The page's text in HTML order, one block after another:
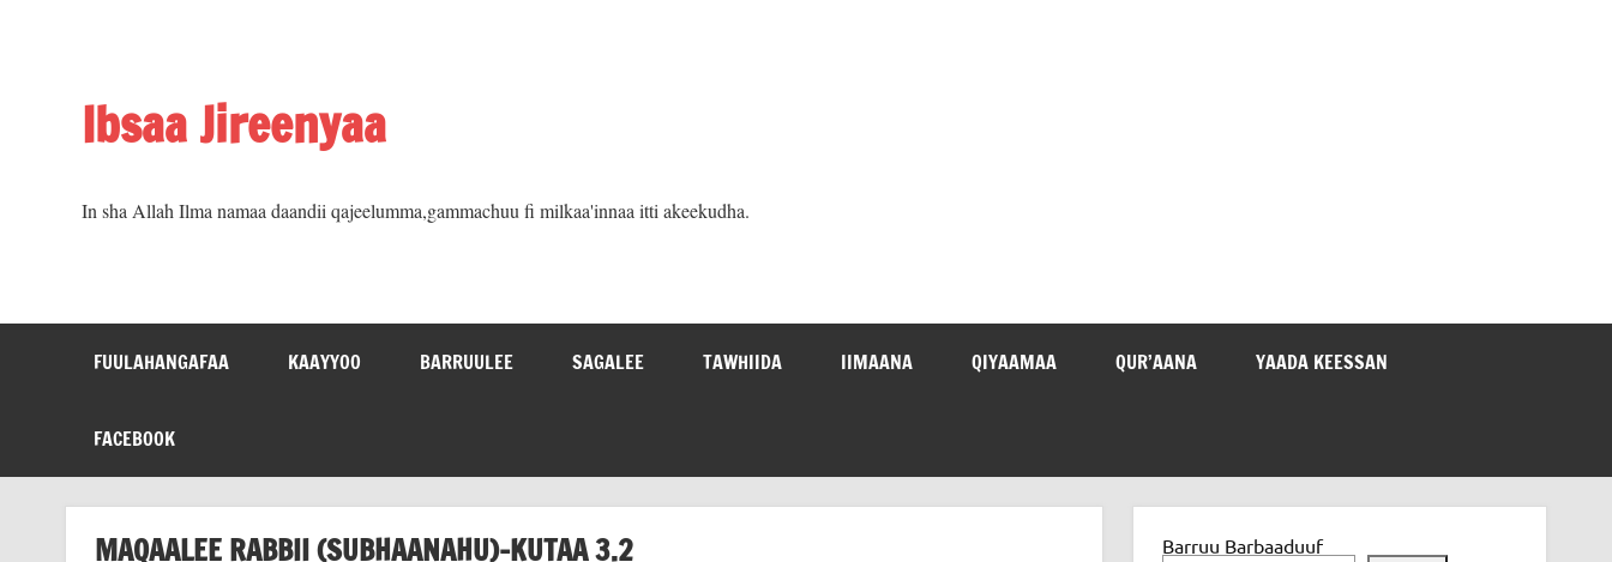
Ibsaa Jireenyaa
In sha Allah Ilma namaa daandii qajeelumma,gammachuu fi milkaa'innaa itti akeekudha.
FUULAHANGAFAA KAAYYOO BARRUULEE SAGALEE TAWHIIDA IIMAANA QIYAAMAA QUR’AANA YAADA KEESSAN
FACEBOOK
MAQAALEE RABBII (SUBHAANAHU)-KUTAA 3.2 Barruu Barbaaduuf